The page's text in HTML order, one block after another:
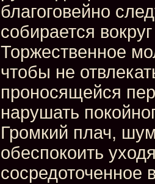
благоговейно
собирается
Торжественное
чтобы не
проносящейся
нарушать
Громкий плач,
обеспокоить
сосредоточенное